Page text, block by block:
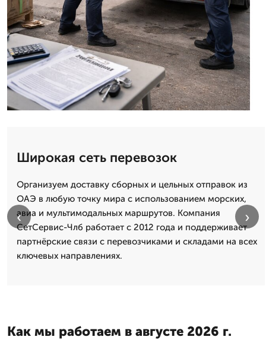
Широкая сеть перевозок
Организуем доставку сборных и цельных отправок из
ОАЭ в любую точку мира с использованием морских,
авиa и мультимодальных маршрутов. Компания
СетСервис-Члб работает с 2012 года и поддерживает
партнёрские связи с перевозчиками и складами на всех
ключевых направлениях.
‹ ›
Как мы работаем в августе 2026 г.